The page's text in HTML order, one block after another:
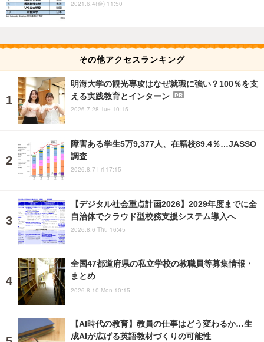
2021.6.4(金) 11:50
その他アクセスランキング
明海大学の観光専攻はなぜ就職に強い？100％を支
える実践教育とインターン
PR
2026.7.28 Tue 10:15
障害ある学生5万9,377人、在籍校89.4％…JASSO
調査
2026.8.7 Fri 17:15
【デジタル社会重点計画2026】2029年度までに全
自治体でクラウド型校務支援システム導入へ
2026.8.6 Thu 16:45
全国47都道府県の私立学校の教職員等募集情報・
まとめ
2026.8.10 Mon 10:15
【AI時代の教育】教員の仕事はどう変わるか…生
成AIが広げる英語教材づくりの可能性